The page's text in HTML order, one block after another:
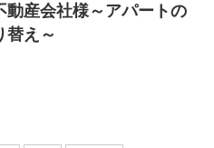
産会社様～アパートの
替え～